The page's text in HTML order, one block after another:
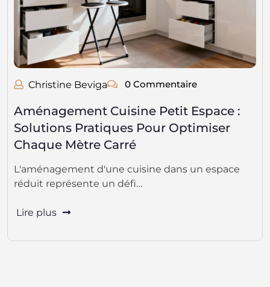
Christine Beviga 0 Commentaire
Aménagement Cuisine Petit Espace :
Solutions Pratiques Pour Optimiser
Chaque Mètre Carré
L'aménagement d'une cuisine dans un espace
réduit représente un défi…
Lire plus